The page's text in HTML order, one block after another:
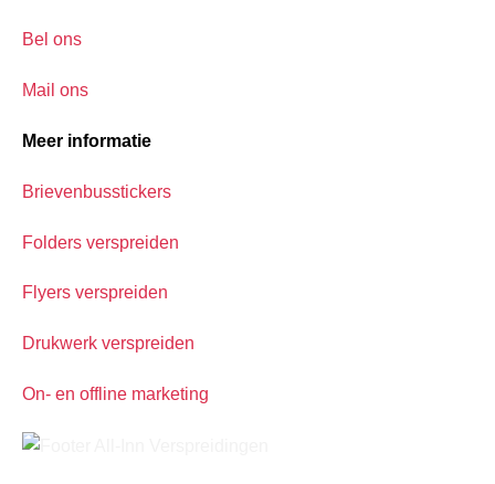
Bel ons
Mail ons
Meer informatie
Brievenbusstickers
Folders verspreiden
Flyers verspreiden
Drukwerk verspreiden
On- en offline marketing